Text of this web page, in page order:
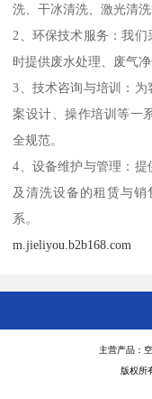
洗、干冰清洗、激光清
2、环保技术服务：我
时提供废水处理、废气
3、技术咨询与培训：
案设计、操作培训等一
全规范。
4、设备维护与管理：
及清洗设备的租赁与
系。
m.jieliyou.b2b168.com
主营产品：
版权所